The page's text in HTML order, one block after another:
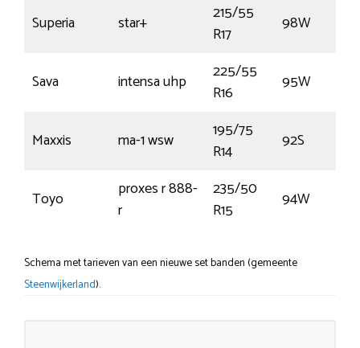
Superia star+
215/55
R17
98W
Sava intensa uhp
225/55
R16
95W
Maxxis ma-1 wsw
195/75
R14
92S
Toyo
proxes r 888-
r
235/50
R15
94W
Schema met tarieven van een nieuwe set banden (gemeente
Steenwijkerland).